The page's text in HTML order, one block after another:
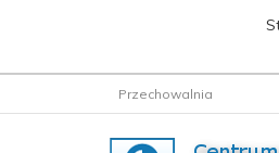
Przechowalnia